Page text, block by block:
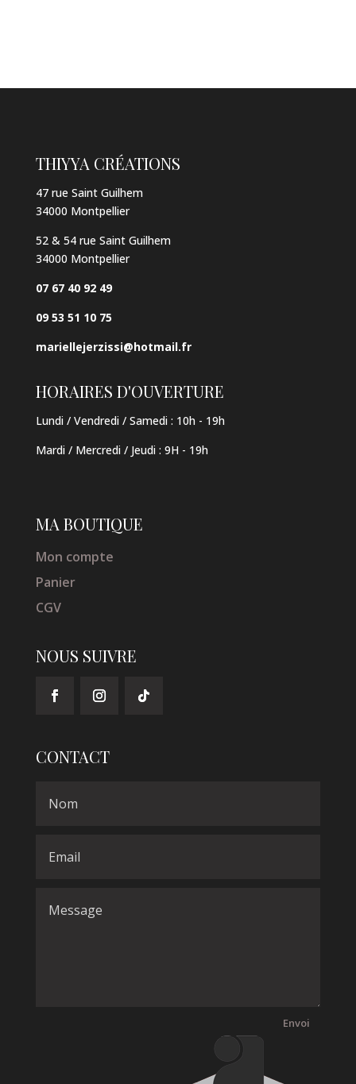
THIYYA CRÉATIONS
47 rue Saint Guilhem
34000 Montpellier
52 & 54 rue Saint Guilhem
34000 Montpellier
07 67 40 92 49
09 53 51 10 75
mariellejerzissi@hotmail.fr
HORAIRES D'OUVERTURE
Lundi / Vendredi / Samedi : 10h - 19h
Mardi / Mercredi / Jeudi : 9H - 19h
MA BOUTIQUE
Mon compte
Panier
CGV
NOUS SUIVRE
CONTACT
Envoi